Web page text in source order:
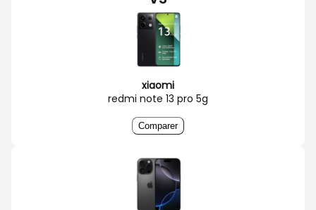
xiaomi
redmi note 13 pro 5g
Comparer